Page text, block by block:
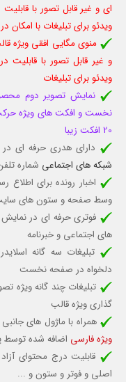
ای و غیر قابل تصور با
ویدئو برای تبلیغات با
منوی مگایی افقی ویژه
و غیر قابل تصور با
ویدئو برای تبلیغات
نمایش تصویر دوم
نخست و افکت های ویژه حرکت
20 افکت زیبا
دارای هدری حرفه ای
شبکه های اجتماعی شماره
اخبار رونده برای اطلاع
وسط صفحه و ستون های
فوتری حرفه ای در
های اجتماعی و خبرنامه
تبلیغات سه گانه
دلخواه در صفحه نخست
تبلیغات چند گانه ویژه
گذاری ویژه قالب
همراه با ماژول های
ویژه فارسی اضافه شده توسط
قابلیت درج محتوای
اصلی و فوتر و ستون و ...